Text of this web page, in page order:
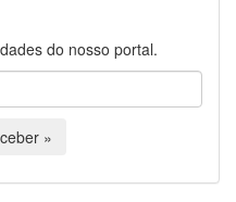
do nosso portal.
»